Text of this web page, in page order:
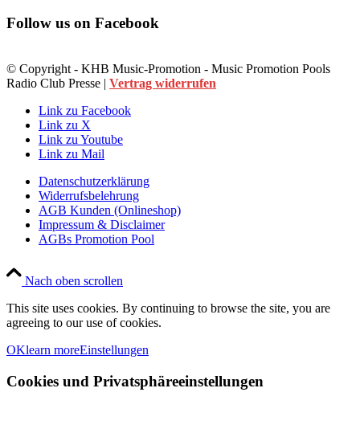
Follow us on Facebook
© Copyright - KHB Music-Promotion - Music Promotion Pools
Radio Club Presse | Vertrag widerrufen
Link zu Facebook
Link zu X
Link zu Youtube
Link zu Mail
Datenschutzerklärung
Widerrufsbelehrung
AGB Kunden (Onlineshop)
Impressum & Disclaimer
AGBs Promotion Pool
Nach oben scrollen
This site uses cookies. By continuing to browse the site, you are
agreeing to our use of cookies.
OKlearn moreEinstellungen
Cookies und Privatsphäreeinstellungen